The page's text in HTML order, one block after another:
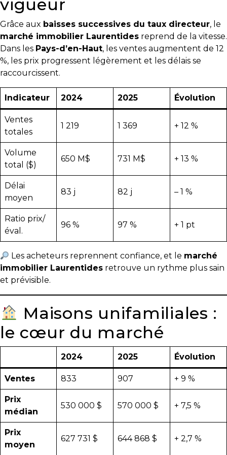
VENDRE
y
avez-
vous
pensé?
Locataire
Pourquoi
faire
affaire
avec
un
courtier
immobilier
Prenez
le
temps
d’analyser
vos
besoins
en
ligne
Avec
courtier
immobilier,
vous
êtes
bien
vigueur
Grâce aux baisses successives du taux directeur, le
marché immobilier Laurentides reprend de la vitesse.
Dans les Pays-d’en-Haut, les ventes augmentent de 12
%, les prix progressent légèrement et les délais se
raccourcissent.
Indicateur 2024 2025 Évolution
Ventes
totales
1 219 1 369 + 12 %
Volume
total ($)
650 M$ 731 M$ + 13 %
Délai
moyen
83 j 82 j – 1 %
Ratio prix/
éval.
96 % 97 % + 1 pt
Les acheteurs reprennent confiance, et le marché
immobilier Laurentides retrouve un rythme plus sain
et prévisible.
Maisons unifamiliales :
le cœur du marché
2024 2025 Évolution
Ventes 833 907 + 9 %
Prix
médian
530 000 $ 570 000 $ + 7,5 %
Prix
moyen
627 731 $ 644 868 $ + 2,7 %